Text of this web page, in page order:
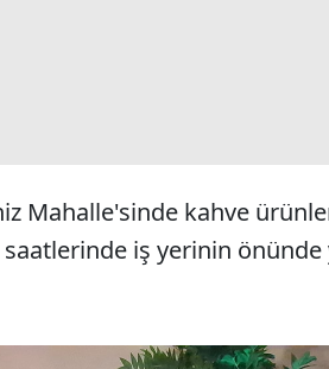
Mahalle'sinde kahve
saatlerinde iş yerinin